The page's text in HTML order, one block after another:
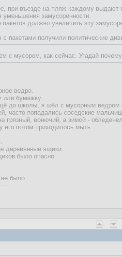
при въезде на пляж каждому выдают
замусоренности.
должно увеличить эту
с пакетами получили политические
с мусором, как сейчас. Угадай
ведро.
или бумажку.
до школы, я шёл с мусорным ведром
часто попадались соседские
грязный, вонючий, а зимой -
его потом приходилось мыть.
деревянные ящики.
было опасно.
было